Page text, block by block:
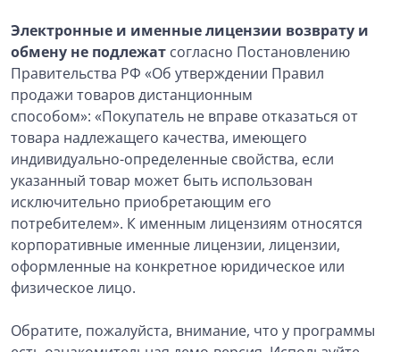
Электронные и именные лицензии возврату и
обмену не подлежат согласно Постановлению
Правительства РФ «Об утверждении Правил
продажи товаров дистанционным
способом»: «Покупатель не вправе отказаться от
товара надлежащего качества, имеющего
индивидуально-определенные свойства, если
указанный товар может быть использован
исключительно приобретающим его
потребителем». К именным лицензиям относятся
корпоративные именные лицензии, лицензии,
оформленные на конкретное юридическое или
физическое лицо.
Обратите, пожалуйста, внимание, что у программы